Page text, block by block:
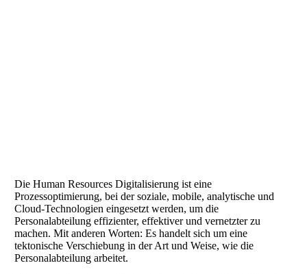
Die Human Resources Digitalisierung ist eine
Prozessoptimierung, bei der soziale, mobile, analytische und
Cloud-Technologien eingesetzt werden, um die
Personalabteilung effizienter, effektiver und vernetzter zu
machen. Mit anderen Worten: Es handelt sich um eine
tektonische Verschiebung in der Art und Weise, wie die
Personalabteilung arbeitet.